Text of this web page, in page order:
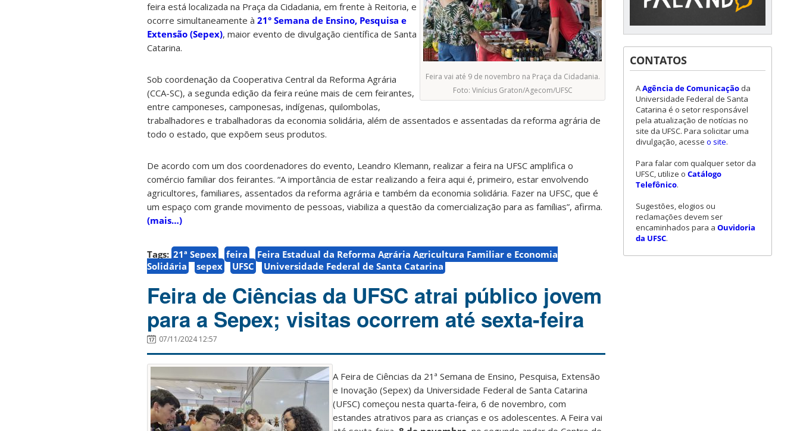
Feira vai até 9 de novembro na Praça da Cidadania.
Foto: Vinícius Graton/Agecom/UFSC
feira está localizada na Praça da Cidadania, em frente à Reitoria, e
ocorre simultaneamente à 21° Semana de Ensino, Pesquisa e
Extensão (Sepex), maior evento de divulgação científica de Santa
Catarina.
Sob coordenação da Cooperativa Central da Reforma Agrária
(CCA-SC), a segunda edição da feira reúne mais de cem feirantes,
entre camponeses, camponesas, indígenas, quilombolas,
trabalhadores e trabalhadoras da economia solidária, além de assentados e assentadas da reforma agrária de
todo o estado, que expõem seus produtos.
De acordo com um dos coordenadores do evento, Leandro Klemann, realizar a feira na UFSC amplifica o
comércio familiar dos feirantes. “A importância de estar realizando a feira aqui é, primeiro, estar envolvendo
agricultores, familiares, assentados da reforma agrária e também da economia solidária. Fazer na UFSC, que é
um espaço com grande movimento de pessoas, viabiliza a questão da comercialização para as famílias”, afirma.
(mais…)
Tags: 21ª Sepex feira
Feira Estadual da Reforma Agrária Agricultura Familiar e Economia
Solidária
sepex UFSC Universidade Federal de Santa Catarina
Feira de Ciências da UFSC atrai público jovem
para a Sepex; visitas ocorrem até sexta-feira
07/11/2024 12:57
A Feira de Ciências da 21ª Semana de Ensino, Pesquisa, Extensão
e Inovação (Sepex) da Universidade Federal de Santa Catarina
(UFSC) começou nesta quarta-feira, 6 de novembro, com
estandes atrativos para as crianças e os adolescentes. A Feira vai
CONTATOS
AAgência de Comunicação da
Universidade Federal de Santa
Catarina é o setor responsável
pela atualização de notícias no
site da UFSC. Para solicitar uma
divulgação, acesse o site.
Para falar com qualquer setor da
UFSC, utilize o Catálogo
Telefônico.
Sugestões, elogios ou
reclamações devem ser
encaminhados para a Ouvidoria
da UFSC.